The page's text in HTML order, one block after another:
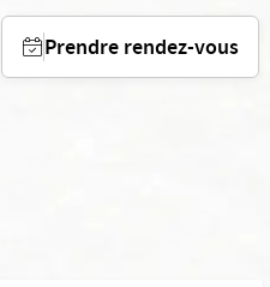
Prendre rendez-vous